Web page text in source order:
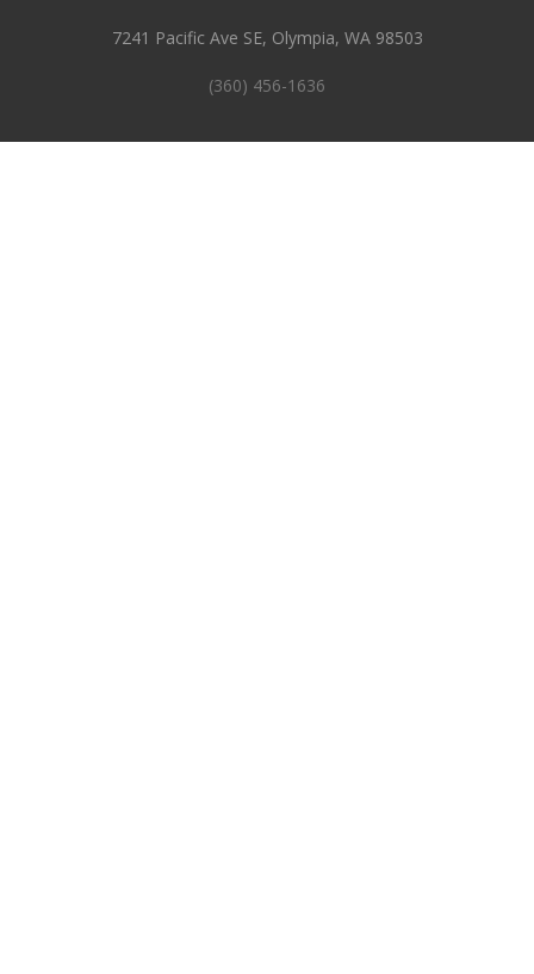
7241 Pacific Ave SE, Olympia, WA 98503
(360) 456-1636